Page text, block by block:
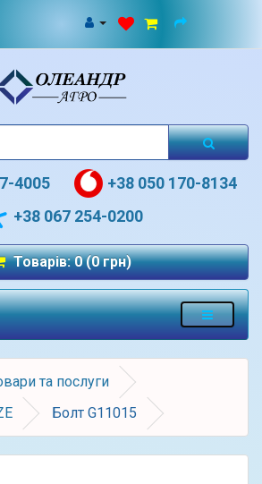
4005
+38 050 170-8134
+38 067 254-0200
Товарів: 0 (0 грн)
та послуги
Болт G11015